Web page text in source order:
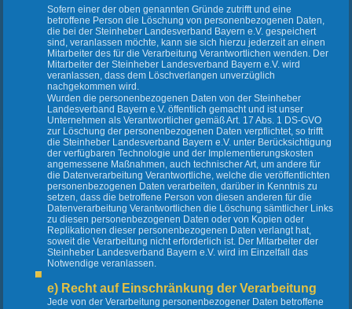
Sofern einer der oben genannten Gründe zutrifft und eine
betroffene Person die Löschung von personenbezogenen Daten,
die bei der Steinheber Landesverband Bayern e.V. gespeichert
sind, veranlassen möchte, kann sie sich hierzu jederzeit an einen
Mitarbeiter des für die Verarbeitung Verantwortlichen wenden. Der
Mitarbeiter der Steinheber Landesverband Bayern e.V. wird
veranlassen, dass dem Löschverlangen unverzüglich
nachgekommen wird.
Wurden die personenbezogenen Daten von der Steinheber
Landesverband Bayern e.V. öffentlich gemacht und ist unser
Unternehmen als Verantwortlicher gemäß Art. 17 Abs. 1 DS-GVO
zur Löschung der personenbezogenen Daten verpflichtet, so trifft
die Steinheber Landesverband Bayern e.V. unter Berücksichtigung
der verfügbaren Technologie und der Implementierungskosten
angemessene Maßnahmen, auch technischer Art, um andere für
die Datenverarbeitung Verantwortliche, welche die veröffentlichten
personenbezogenen Daten verarbeiten, darüber in Kenntnis zu
setzen, dass die betroffene Person von diesen anderen für die
Datenverarbeitung Verantwortlichen die Löschung sämtlicher Links
zu diesen personenbezogenen Daten oder von Kopien oder
Replikationen dieser personenbezogenen Daten verlangt hat,
soweit die Verarbeitung nicht erforderlich ist. Der Mitarbeiter der
Steinheber Landesverband Bayern e.V. wird im Einzelfall das
Notwendige veranlassen.
e) Recht auf Einschränkung der Verarbeitung
Jede von der Verarbeitung personenbezogener Daten betroffene